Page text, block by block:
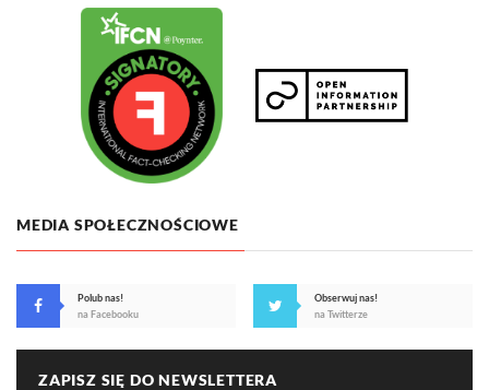
MEDIA SPOŁECZNOŚCIOWE
Polub nas!
na Facebooku
Obserwuj nas!
na Twitterze
ZAPISZ SIĘ DO NEWSLETTERA